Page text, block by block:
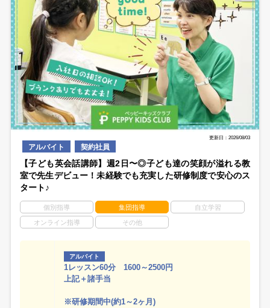
更新日：2026/08/03
アルバイト 契約社員
【子ども英会話講師】週2日〜◎子ども達の笑顔が溢れる教
室で先生デビュー！未経験でも充実した研修制度で安心のス
タート♪
個別指導 集団指導 自立学習
オンライン指導 その他
アルバイト
1レッスン60分 1600～2500円
上記＋諸手当
※研修期間中(約1～2ヶ月)